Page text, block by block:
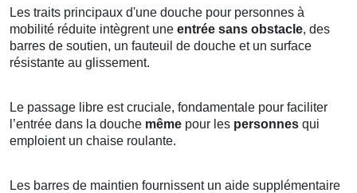
Les traits principaux d'une douche pour personnes à
mobilité réduite intègrent une entrée sans obstacle, des
barres de soutien, un fauteuil de douche et un surface
résistante au glissement.
Le passage libre est cruciale, fondamentale pour faciliter
l’entrée dans la douche même pour les personnes qui
emploient un chaise roulante.
Les barres de maintien fournissent un aide supplémentaire